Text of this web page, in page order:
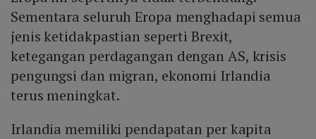
Sementara seluruh Eropa menghadapi semua
jenis ketidakpastian seperti Brexit,
ketegangan perdagangan dengan AS, krisis
pengungsi dan migran, ekonomi Irlandia
terus meningkat.
Irlandia memiliki pendapatan per kapita